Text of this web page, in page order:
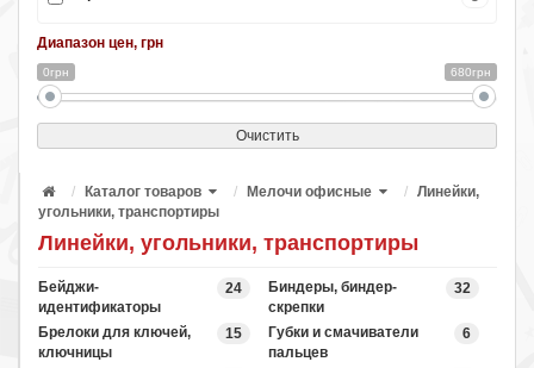
Диапазон цен, грн
0грн 680грн
Очистить
Каталог товаров Мелочи офисные
Линейки,
угольники, транспортиры
Линейки, угольники, транспортиры
24
Бейджи-
идентификаторы
32
Биндеры, биндер-
скрепки
15
Брелоки для ключей,
ключницы
6
Губки и смачиватели
пальцев